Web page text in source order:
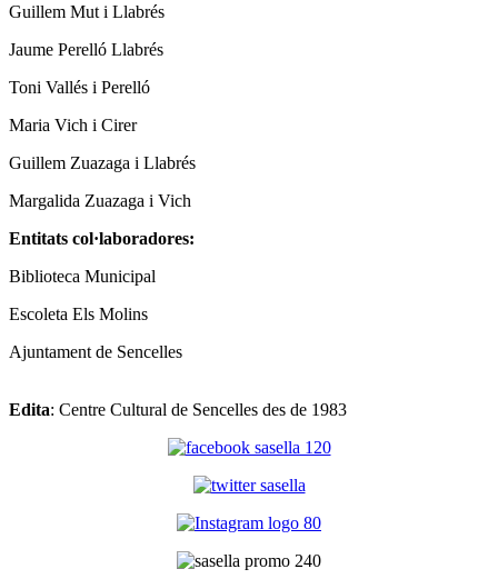
Guillem Mut i Llabrés
Jaume Perelló Llabrés
Toni Vallés i Perelló
Maria Vich i Cirer
Guillem Zuazaga i Llabrés
Margalida Zuazaga i Vich
Entitats col·laboradores:
Biblioteca Municipal
Escoleta Els Molins
Ajuntament de Sencelles
Edita: Centre Cultural de Sencelles des de 1983